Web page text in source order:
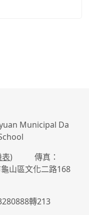
Municipal Da
) 傳真：
區文化二路168
轉213